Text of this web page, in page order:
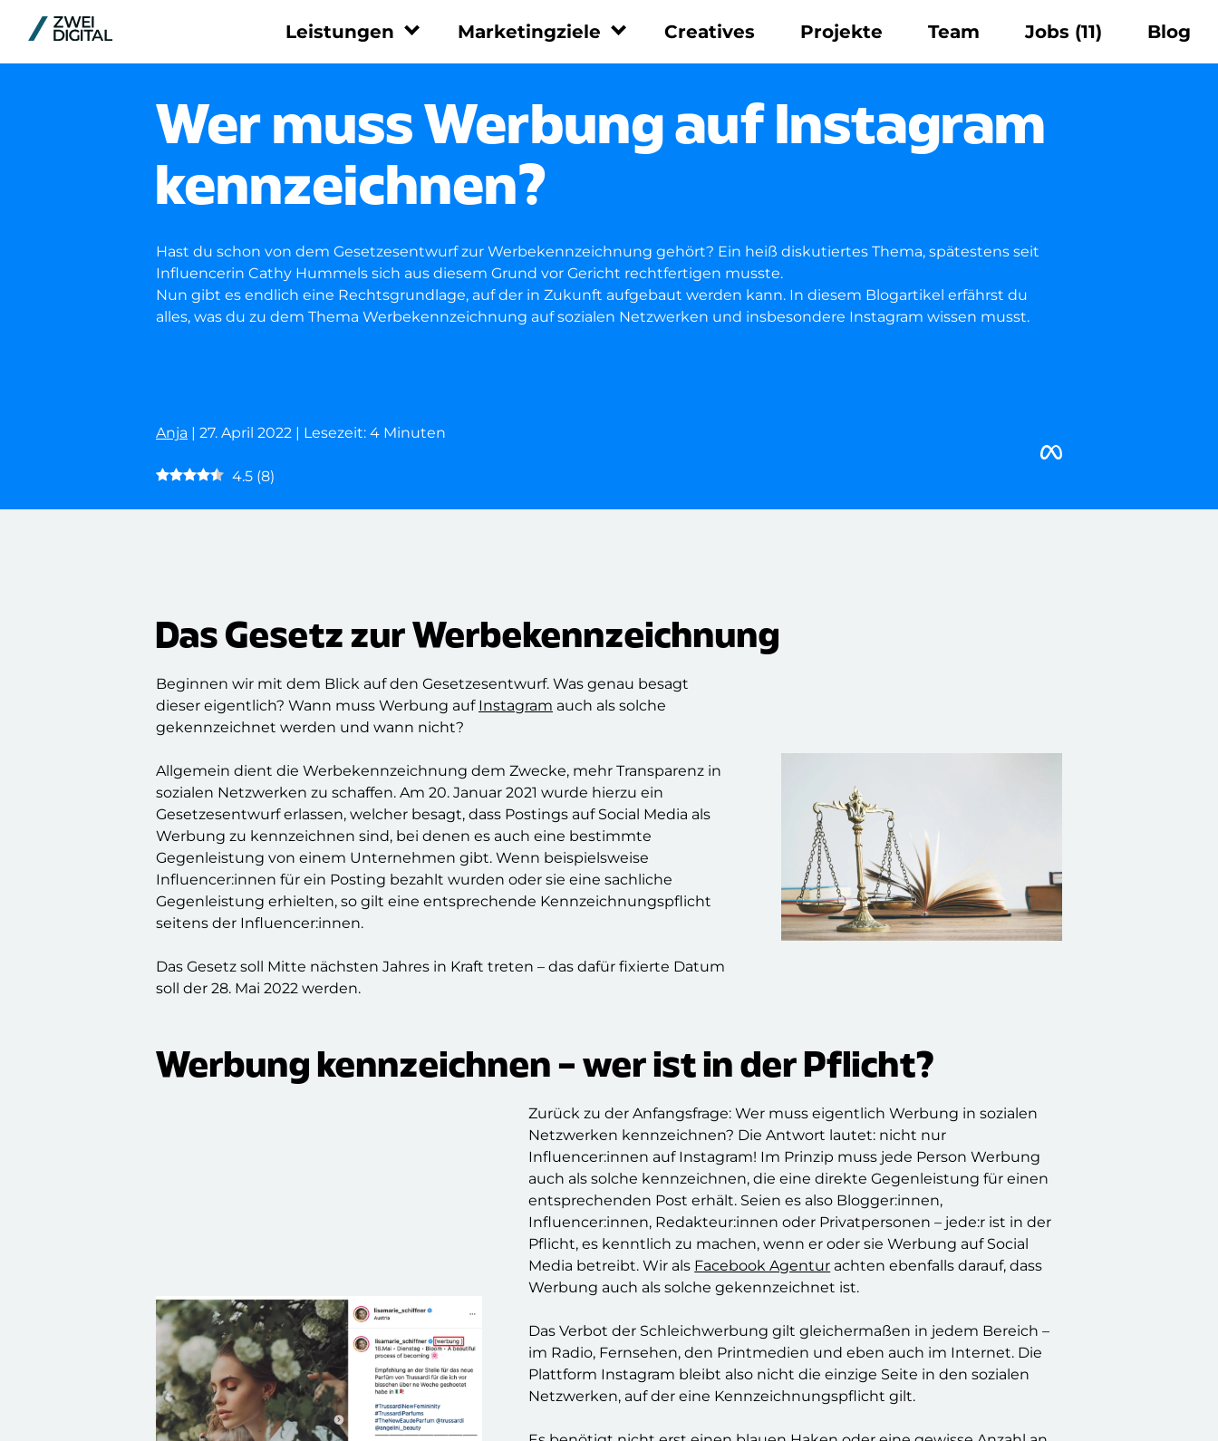
Leistungen
Meta
TikTok
LinkedIn
Reddit
Performance
Marketing
UGC
Whitepaper
Beratung
Reporting
Marketingziele
Leadgenerierung
Social Recruiting
App Installationen
Creatives Projekte Team Jobs (11) Blog
Wer muss Werbung auf Instagram
kennzeichnen?
Hast du schon von dem Gesetzesentwurf zur Werbekennzeichnung gehört? Ein heiß diskutiertes Thema, spätestens seit
Influencerin Cathy Hummels sich aus diesem Grund vor Gericht rechtfertigen musste.
Nun gibt es endlich eine Rechtsgrundlage, auf der in Zukunft aufgebaut werden kann. In diesem Blogartikel erfährst du
alles, was du zu dem Thema Werbekennzeichnung auf sozialen Netzwerken und insbesondere Instagram wissen musst.
Anja | 27. April 2022 | Lesezeit: 4 Minuten
4.5 (8)
Das Gesetz zur Werbekennzeichnung
Beginnen wir mit dem Blick auf den Gesetzesentwurf. Was genau besagt
dieser eigentlich? Wann muss Werbung auf Instagram auch als solche
gekennzeichnet werden und wann nicht?
Allgemein dient die Werbekennzeichnung dem Zwecke, mehr Transparenz in
sozialen Netzwerken zu schaffen. Am 20. Januar 2021 wurde hierzu ein
Gesetzesentwurf erlassen, welcher besagt, dass Postings auf Social Media als
Werbung zu kennzeichnen sind, bei denen es auch eine bestimmte
Gegenleistung von einem Unternehmen gibt. Wenn beispielsweise
Influencer:innen für ein Posting bezahlt wurden oder sie eine sachliche
Gegenleistung erhielten, so gilt eine entsprechende Kennzeichnungspflicht
seitens der Influencer:innen.
Das Gesetz soll Mitte nächsten Jahres in Kraft treten – das dafür fixierte Datum
soll der 28. Mai 2022 werden.
Werbung kennzeichnen – wer ist in der Pflicht?
Zurück zu der Anfangsfrage: Wer muss eigentlich Werbung in sozialen
Netzwerken kennzeichnen? Die Antwort lautet: nicht nur
Influencer:innen auf Instagram! Im Prinzip muss jede Person Werbung
auch als solche kennzeichnen, die eine direkte Gegenleistung für einen
entsprechenden Post erhält. Seien es also Blogger:innen,
Influencer:innen, Redakteur:innen oder Privatpersonen – jede:r ist in der
Pflicht, es kenntlich zu machen, wenn er oder sie Werbung auf Social
Media betreibt. Wir als Facebook Agentur achten ebenfalls darauf, dass
Werbung auch als solche gekennzeichnet ist.
Das Verbot der Schleichwerbung gilt gleichermaßen in jedem Bereich –
im Radio, Fernsehen, den Printmedien und eben auch im Internet. Die
Plattform Instagram bleibt also nicht die einzige Seite in den sozialen
Netzwerken, auf der eine Kennzeichnungspflicht gilt.